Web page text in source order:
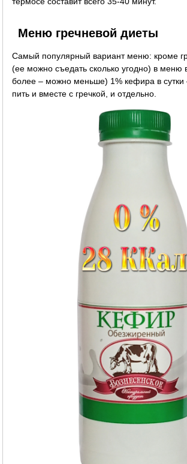
Меню гречневой диеты
Самый популярный вариант меню: кроме
(ее можно съедать сколько угодно) в меню
более – можно меньше) 1% кефира в
пить и вместе с гречкой, и отдельно.